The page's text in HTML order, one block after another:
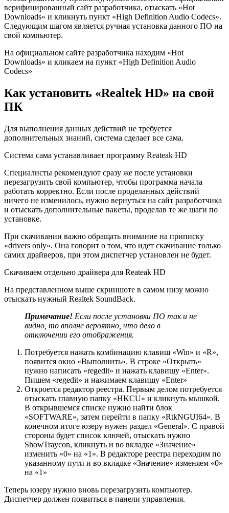
верифицированный сайт разработчика, отыскать «Hot
Downloads» и кликнуть пункт «High Definition Audio Codecs».
Следующим шагом является ручная установка данного ПО на
свой компьютер.
На официальном сайте разработчика находим «Hot
Downloads» и кликаем на пункт «High Definition Audio
Codecs»
Как установить «Realtek HD» на свой
ПК
Для выполнения данных действий не требуется
дополнительных знаний, система сделает все сама.
Система сама устанавливает программу Reateak HD
Специалисты рекомендуют сразу же после установки
перезагрузить свой компьютер, чтобы программа начала
работать корректно. Если после проделанных действий
ничего не изменилось, нужно вернуться на сайт разработчика
и отыскать дополнительные пакеты, проделав те же шаги по
установке.
При скачивании важно обращать внимание на приписку
«drivers only». Она говорит о том, что идет скачивание только
самих драйверов, при этом диспетчер установлен не будет.
Скачиваем отдельно драйвера для Reateak HD
На представленном выше скриншоте в самом низу можно
отыскать нужный Realtek SoundBack.
Примечание! Если после установки ПО так и не
видно, то вполне вероятно, что дело в
отключении его отображения.
Потребуется нажать комбинацию клавиш «Win» и «R»,
появится окно «Выполнить». В строке «Открыть»
нужно написать «regedit» и нажать клавишу «Enter».
Пишем «regedit» и нажимаем клавишу «Enter»
Откроется редактор реестра. Первым делом потребуется
отыскать главную папку «HKCU» и кликнуть мышкой.
В открывшемся списке нужно найти блок
«SOFTWARE», затем перейти в папку «RtkNGUI64». В
конечном итоге юзеру нужен раздел «General». С правой
стороны будет список ключей, отыскать нужно
ShowTraycon, кликнуть и во вкладке «Значение»
изменить «0» на «1». В редакторе реестра переходим по
указанному пути и во вкладке «Значение» изменяем «0»
на «1»
Теперь юзеру нужно вновь перезагрузить компьютер.
Диспетчер должен появиться в панели управления.